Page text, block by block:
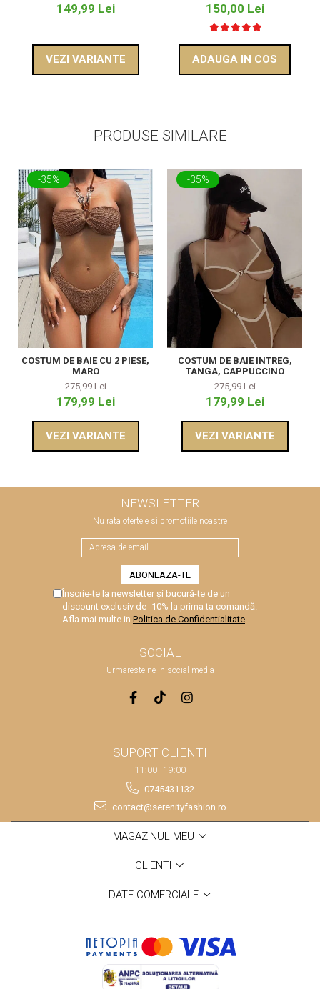
149,99 Lei
VEZI VARIANTE
150,00 Lei
ADAUGA IN COS
PRODUSE SIMILARE
-35%
COSTUM DE BAIE CU 2 PIESE,
MARO
275,99 Lei
179,99 Lei
VEZI VARIANTE
-35%
COSTUM DE BAIE INTREG,
TANGA, CAPPUCCINO
275,99 Lei
179,99 Lei
VEZI VARIANTE
NEWSLETTER
Nu rata ofertele si promotiile noastre
Înscrie-te la newsletter și bucură-te de un
discount exclusiv de -10% la prima ta comandă.
Afla mai multe in Politica de Confidentialitate
SOCIAL
Urmareste-ne in social media
SUPORT CLIENTI
11:00 - 19:00
0745431132
contact@serenityfashion.ro
MAGAZINUL MEU
CLIENTI
DATE COMERCIALE